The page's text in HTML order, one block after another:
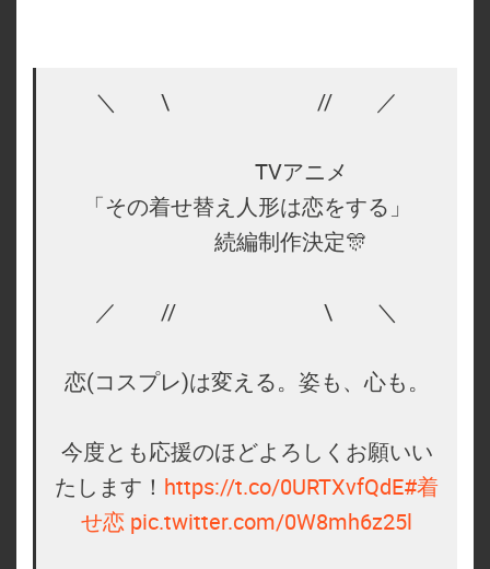
＼ \ ⠀// ／
TVアニメ
「その着せ替え人形は恋をする」
続編制作決定🎊
／ // ⠀ ⠀\ ＼
恋(コスプレ)は変える。姿も、心も。
今度とも応援のほどよろしくお願いい
たします！ https://t.co/0URTXvfQdE#着
せ恋 pic.twitter.com/0W8mh6z25l